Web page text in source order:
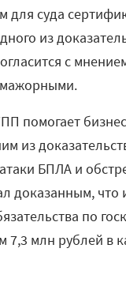
для суда
из
с
мажорными.
помогает
из
БПЛА и
доказанным, что
по
млн рублей в